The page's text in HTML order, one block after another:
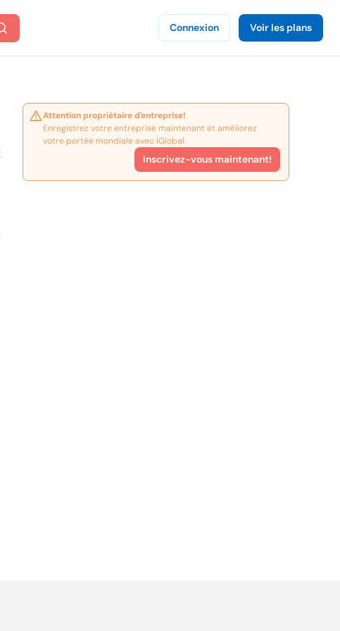
Connexion Voir les plans
Attention propriétaire d'entreprise!
Enregistrez votre entreprise maintenant et améliorez
votre portée mondiale avec iGlobal.
Inscrivez-vous maintenant!